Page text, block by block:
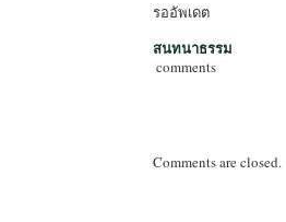
รออัพเดต
สนทนาธรรม
comments
Comments are closed.